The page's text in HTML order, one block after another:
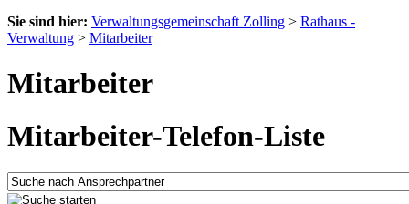
Sie sind hier: Verwaltungsgemeinschaft Zolling > Rathaus -
Verwaltung > Mitarbeiter
Mitarbeiter
Mitarbeiter-Telefon-Liste